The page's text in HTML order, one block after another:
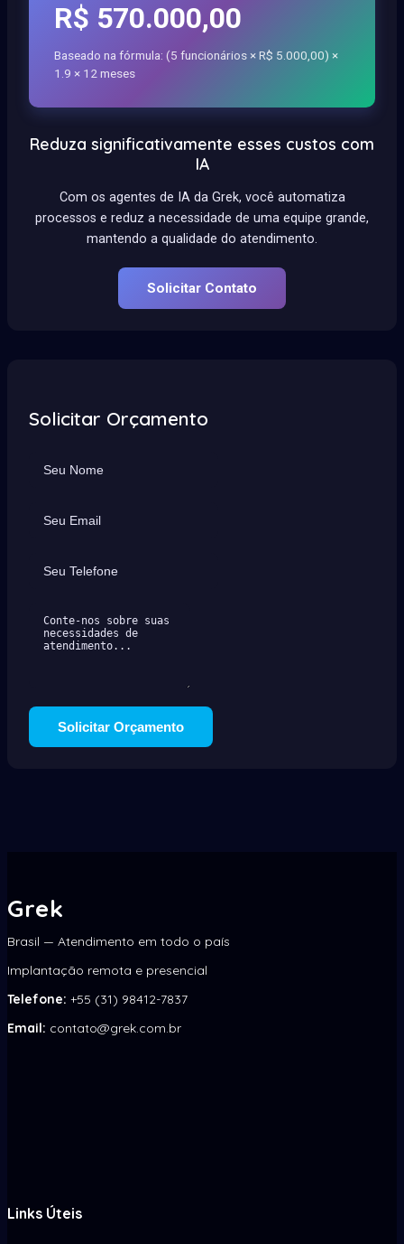
R$ 570.000,00
Baseado na fórmula: (5 funcionários × R$ 5.000,00) ×
1.9 × 12 meses
Reduza significativamente esses custos com
IA
Com os agentes de IA da Grek, você automatiza
processos e reduz a necessidade de uma equipe grande,
mantendo a qualidade do atendimento.
Solicitar Contato
Solicitar Orçamento
Solicitar Orçamento
Grek
Brasil — Atendimento em todo o país
Implantação remota e presencial
Telefone: +55 (31) 98412-7837
Email: contato@grek.com.br
Links Úteis